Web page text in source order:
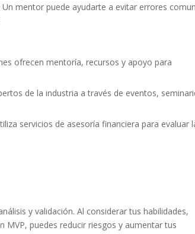
mentor puede ayudarte a evitar errores
ofrecen mentoría, recursos y apoyo para
de la industria a través de eventos,
servicios de asesoría financiera para evaluar
y validación. Al considerar tus habilidades,
MVP, puedes reducir riesgos y aumentar tus